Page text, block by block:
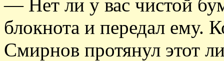
— Нет ли у вас чистой
блокнота и передал ему.
Смирнов протянул этот